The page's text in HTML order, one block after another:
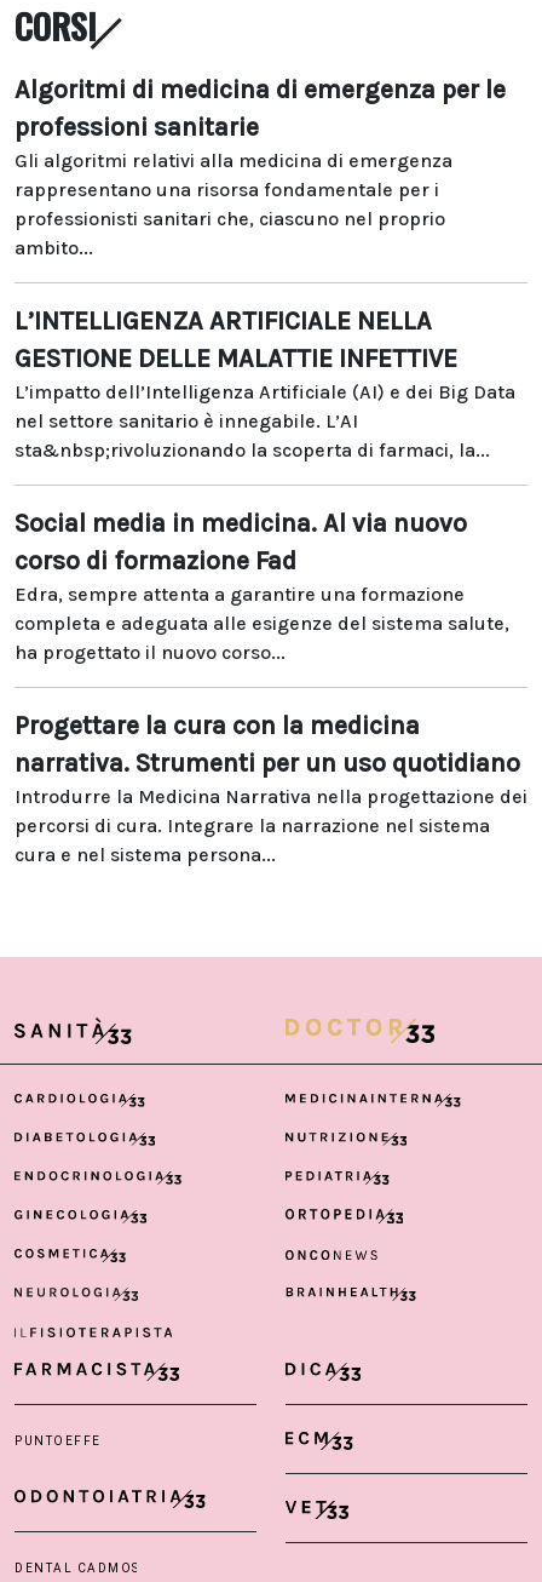
CORSI
Algoritmi di medicina di emergenza per le
professioni sanitarie
Gli algoritmi relativi alla medicina di emergenza
rappresentano una risorsa fondamentale per i
professionisti sanitari che, ciascuno nel proprio
ambito...
L’INTELLIGENZA ARTIFICIALE NELLA
GESTIONE DELLE MALATTIE INFETTIVE
L’impatto dell’Intelligenza Artificiale (AI) e dei Big Data
nel settore sanitario è innegabile. L’AI
sta&nbsp;rivoluzionando la scoperta di farmaci, la...
Social media in medicina. Al via nuovo
corso di formazione Fad
Edra, sempre attenta a garantire una formazione
completa e adeguata alle esigenze del sistema salute,
ha progettato il nuovo corso...
Progettare la cura con la medicina
narrativa. Strumenti per un uso quotidiano
Introdurre la Medicina Narrativa nella progettazione dei
percorsi di cura. Integrare la narrazione nel sistema
cura e nel sistema persona...